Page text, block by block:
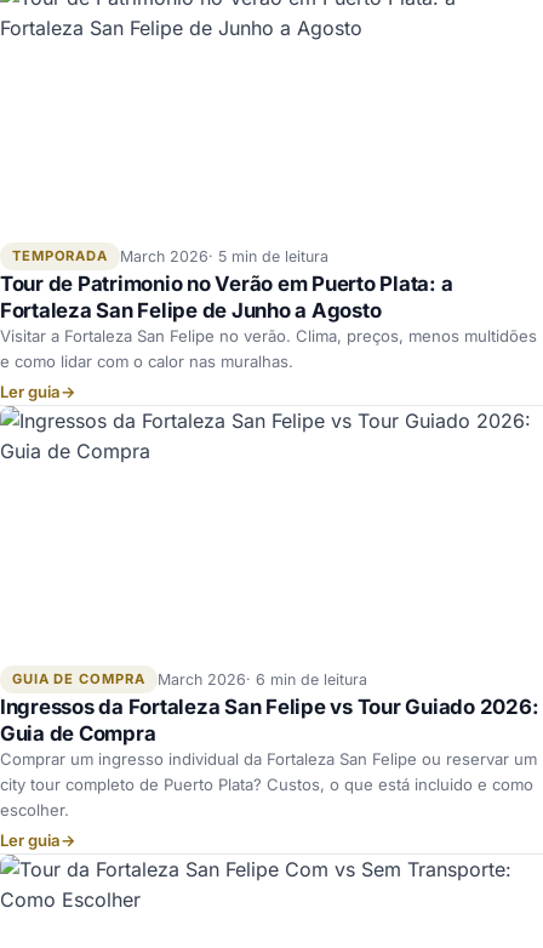
TEMPORADA March 2026 5 min de leitura
Tour de Patrimonio no Verão em Puerto Plata: a
Fortaleza San Felipe de Junho a Agosto
Visitar a Fortaleza San Felipe no verão. Clima, preços, menos multidões
e como lidar com o calor nas muralhas.
Ler guia→
GUIA DE COMPRA March 2026 6 min de leitura
Ingressos da Fortaleza San Felipe vs Tour Guiado 2026:
Guia de Compra
Comprar um ingresso individual da Fortaleza San Felipe ou reservar um
city tour completo de Puerto Plata? Custos, o que está incluido e como
escolher.
Ler guia→